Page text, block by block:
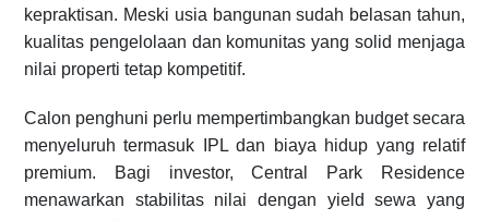
kepraktisan. Meski usia bangunan sudah belasan tahun,
kualitas pengelolaan dan komunitas yang solid menjaga
nilai properti tetap kompetitif.
Calon penghuni perlu mempertimbangkan budget secara
menyeluruh termasuk IPL dan biaya hidup yang relatif
premium. Bagi investor, Central Park Residence
menawarkan stabilitas nilai dengan yield sewa yang